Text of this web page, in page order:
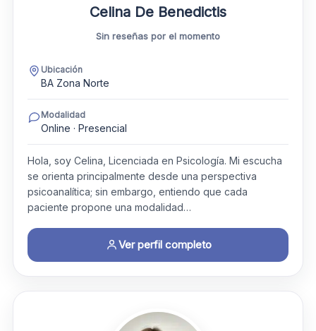
Celina De Benedictis
Sin reseñas por el momento
Ubicación
BA Zona Norte
Modalidad
Online · Presencial
Hola, soy Celina, Licenciada en Psicología. Mi escucha
se orienta principalmente desde una perspectiva
psicoanalítica; sin embargo, entiendo que cada
paciente propone una modalidad…
Ver perfil completo